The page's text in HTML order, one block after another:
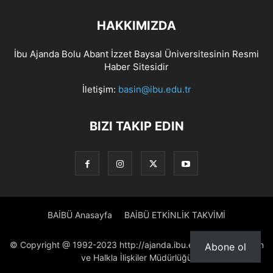
HAKKIMIZDA
İbu Ajanda Bolu Abant İzzet Baysal Üniversitesinin Resmi
Haber Sitesidir
İletişim: basin@ibu.edu.tr
BIZI TAKIP EDIN
BAİBÜ Anasayfa BAİBÜ ETKİNLİK TAKVİMİ
© Copyright @ 1992-2023 http://ajanda.ibu.edu.tr/ Proje: Basın
ve Halkla İlişkiler Müdürlüğü
Abone ol